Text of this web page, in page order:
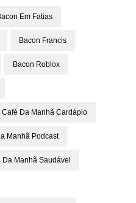
Em Fatias
Bacon Francis
Bacon Roblox
Café Da Manhã Cardápio
Manhã Podcast
Da Manhã Saudável